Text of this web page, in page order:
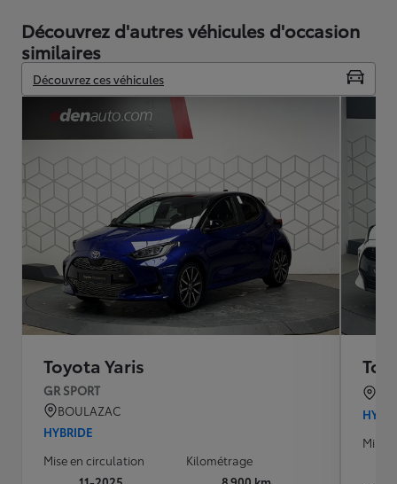
Découvrez d'autres véhicules d'occasion
similaires
Découvrez ces véhicules
Toyota Yaris
GR SPORT
BOULAZAC
HYBRIDE
Mise en circulation
Kilométrage
Mise